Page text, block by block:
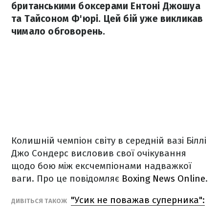
британськими боксерами Ентоні Джошуа
та Тайсоном Ф'юрі. Цей бій уже викликав
чимало обговорень.
Колишній чемпіон світу в середній вазі Біллі
Джо Сондерс висловив свої очікування
щодо бою між ексчемпіонами надважкої
ваги. Про це повідомляє Boxing News Online.
ДИВІТЬСЯ ТАКОЖ "Усик не поважав суперника":